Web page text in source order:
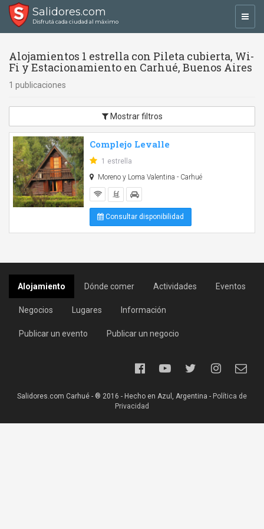
Salidores.com
Disfrutá cada ciudad al máximo
Alojamientos 1 estrella con Pileta cubierta, Wi-
Fi y Estacionamiento en Carhué, Buenos Aires
1 publicaciones
Mostrar filtros
Complejo Levalle
1 estrella
Moreno y Loma Valentina - Carhué
Consultar disponibilidad
Alojamiento Dónde comer Actividades Eventos
Negocios Lugares Información
Publicar un evento Publicar un negocio
Salidores.com Carhué - ® 2016 - Hecho en Azul, Argentina - Política de
Privacidad